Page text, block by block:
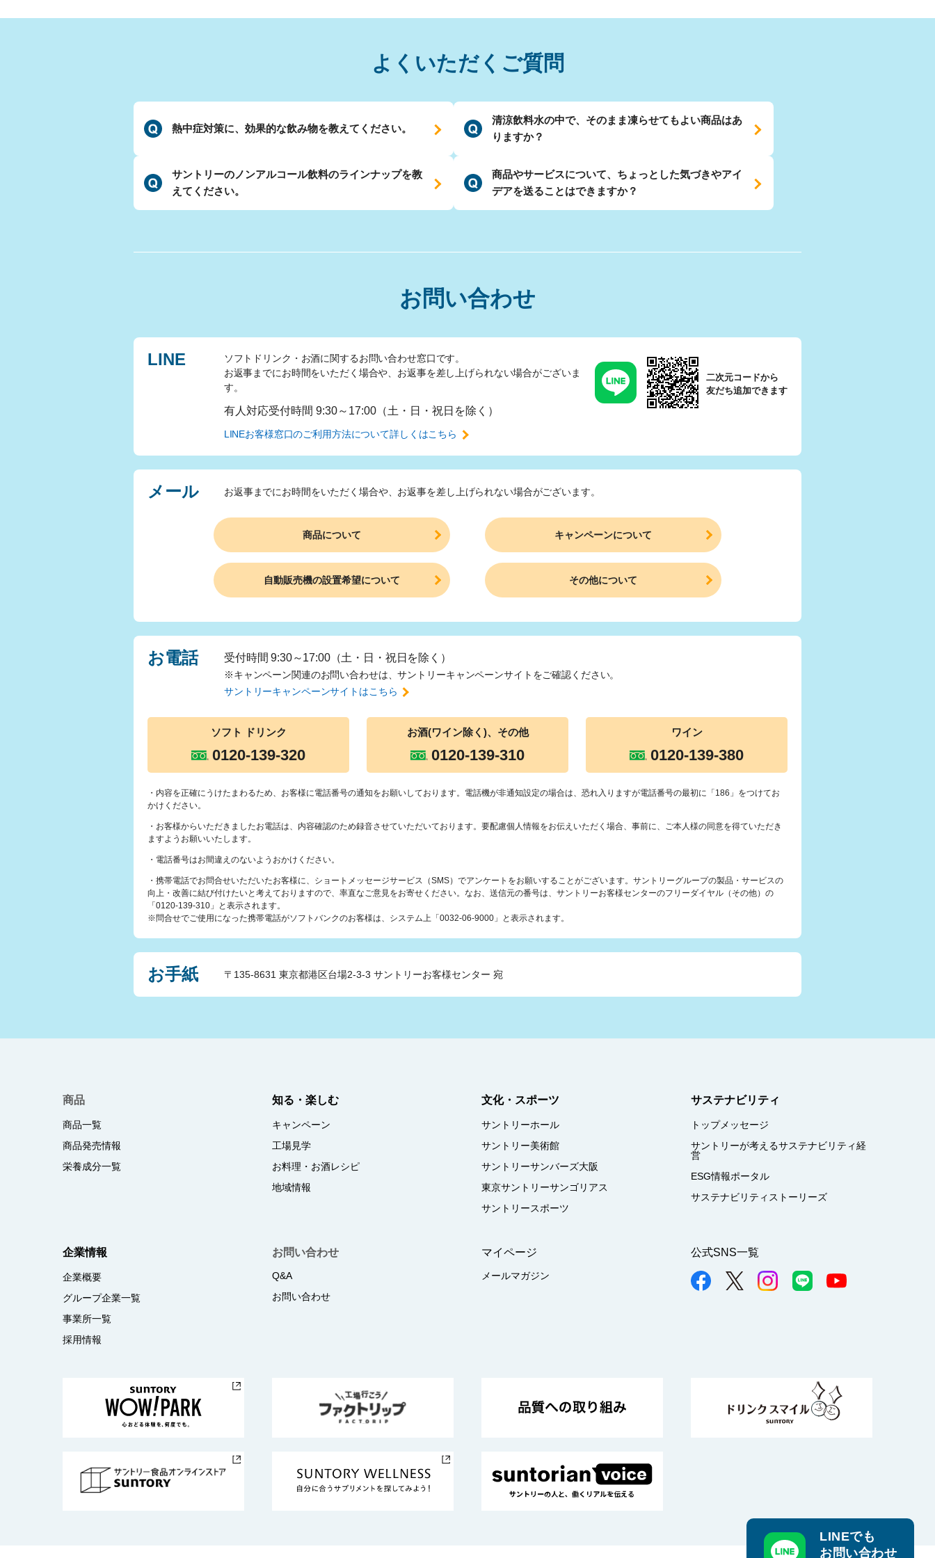
よくいただくご質問
熱中症対策に、効果的な飲み物を教えてください。
清涼飲料水の中で、そのまま凍らせてもよい商品はあ
りますか？
サントリーのノンアルコール飲料のラインナップを教
えてください。
商品やサービスについて、ちょっとした気づきやアイ
デアを送ることはできますか？
お問い合わせ
LINE
ソフトドリンク・お酒に関するお問い合わせ窓口です。
お返事までにお時間をいただく場合や、 お返事を差し上げられない場合がございま
す。
有人対応受付時間 9:30～17:00（土・日・祝日を除く）
LINEお客様窓口のご利用方法について詳しくはこちら
二次元コードから
友だち追加できます
メール お返事までにお時間をいただく場合や、 お返事を差し上げられない場合がございます。
商品について キャンペーンについて
自動販売機の設置希望について その他について
お電話 受付時間 9:30～17:00（土・日・祝日を除く）
※キャンペーン関連のお問い合わせは、サントリーキャンペーンサイトをご確認ください。
サントリーキャンペーンサイトはこちら
ソフト ドリンク
0120-139-320
お酒(ワイン除く)、その他
0120-139-310
ワイン
0120-139-380
・内容を正確にうけたまわるため、お客様に電話番号の通知をお願いしております。電話機が非通知設定の場合は、恐れ入りますが電話番号の最初に「186」をつけてお
かけください。
・お客様からいただきましたお電話は、内容確認のため録音させていただいております。要配慮個人情報をお伝えいただく場合、事前に、ご本人様の同意を得ていただき
ますようお願いいたします。
・電話番号はお間違えのないようおかけください。
・携帯電話でお問合せいただいたお客様に、ショートメッセージサービス（SMS）でアンケートをお願いすることがございます。サントリーグループの製品・サービスの
向上・改善に結び付けたいと考えておりますので、率直なご意見をお寄せください。なお、送信元の番号は、サントリーお客様センターのフリーダイヤル（その他）の
「0120-139-310」と表示されます。
※問合せでご使用になった携帯電話がソフトバンクのお客様は、システム上「0032-06-9000」と表示されます。
お手紙 〒135-8631 東京都港区台場2-3-3 サントリーお客様センター 宛
LINEでも
お問い合わせ
商品
商品一覧
商品発売情報
栄養成分一覧
知る・楽しむ
キャンペーン
工場見学
お料理・お酒レシピ
地域情報
文化・スポーツ
サントリーホール
サントリー美術館
サントリーサンバーズ大阪
東京サントリーサンゴリアス
サントリースポーツ
サステナビリティ
トップメッセージ
サントリーが考えるサステナビリティ経
営
ESG情報ポータル
サステナビリティストーリーズ
企業情報
企業概要
グループ企業一覧
事業所一覧
採用情報
お問い合わせ
Q&A
お問い合わせ
マイページ
メールマガジン
公式SNS一覧